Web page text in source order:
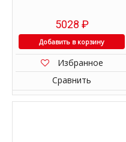
5028 ₽
Добавить в корзину
Избранное
Сравнить